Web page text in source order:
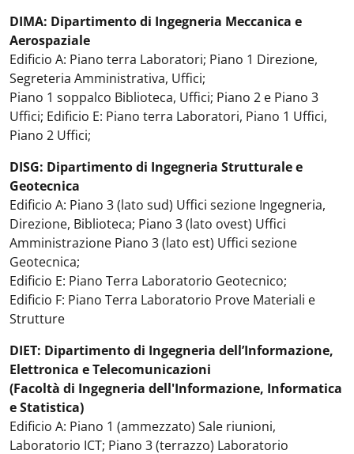
DIMA: Dipartimento di Ingegneria Meccanica e
Aerospaziale
Edificio A: Piano terra Laboratori; Piano 1 Direzione,
Segreteria Amministrativa, Uffici;
Piano 1 soppalco Biblioteca, Uffici; Piano 2 e Piano 3
Uffici; Edificio E: Piano terra Laboratori, Piano 1 Uffici,
Piano 2 Uffici;
DISG: Dipartimento di Ingegneria Strutturale e
Geotecnica
Edificio A: Piano 3 (lato sud) Uffici sezione Ingegneria,
Direzione, Biblioteca; Piano 3 (lato ovest) Uffici
Amministrazione Piano 3 (lato est) Uffici sezione
Geotecnica;
Edificio E: Piano Terra Laboratorio Geotecnico;
Edificio F: Piano Terra Laboratorio Prove Materiali e
Strutture
DIET: Dipartimento di Ingegneria dell’Informazione,
Elettronica e Telecomunicazioni
(Facoltà di Ingegneria dell'Informazione, Informatica
e Statistica)
Edificio A: Piano 1 (ammezzato) Sale riunioni,
Laboratorio ICT; Piano 3 (terrazzo) Laboratorio